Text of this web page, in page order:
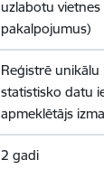
uzlabotu
pakalpojumus)
Reģistrē
statistisko datu
apmeklētājs
2 gadi